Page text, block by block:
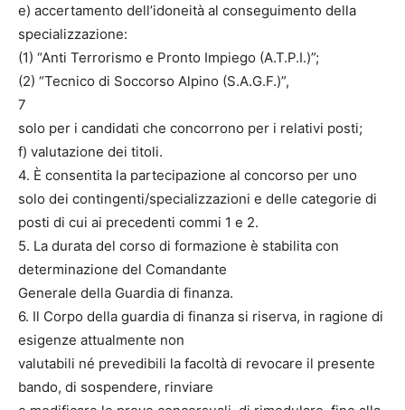
e) accertamento dell’idoneità al conseguimento della
specializzazione:
(1) “Anti Terrorismo e Pronto Impiego (A.T.P.I.)”;
(2) “Tecnico di Soccorso Alpino (S.A.G.F.)”,
7
solo per i candidati che concorrono per i relativi posti;
f) valutazione dei titoli.
4. È consentita la partecipazione al concorso per uno
solo dei contingenti/specializzazioni e delle categorie di
posti di cui ai precedenti commi 1 e 2.
5. La durata del corso di formazione è stabilita con
determinazione del Comandante
Generale della Guardia di finanza.
6. Il Corpo della guardia di finanza si riserva, in ragione di
esigenze attualmente non
valutabili né prevedibili la facoltà di revocare il presente
bando, di sospendere, rinviare